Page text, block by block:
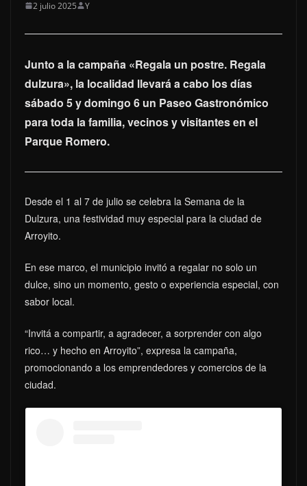
2 julio 2025 Y
Junto a la campaña «Regala un postre. Regala
dulzura», la localidad llevará a cabo los días
sábado 5 y domingo 6 un Paseo Gastronómico
para toda la familia, vecinos y visitantes en el
Parque Romero.
Desde el 1 al 7 de julio se celebra la Semana de la
Dulzura, una festividad muy especial para la ciudad de
Arroyito.
En ese marco, el municipio invitó a regalar no solo un
dulce, sino un momento, gesto o experiencia especial, con
sabor local.
“Invitá a compartir, a agradecer, a sorprender con algo
rico… y hecho en Arroyito”, expresa la campaña,
promocionando a los emprendedores y comercios de la
ciudad.